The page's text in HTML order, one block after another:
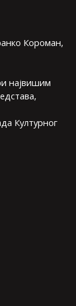
Короман,
највишим
Културног